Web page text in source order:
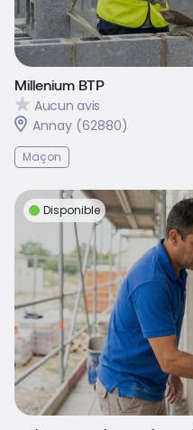
Millenium BTP
Aucun avis
Annay (62880)
Maçon
Disponible